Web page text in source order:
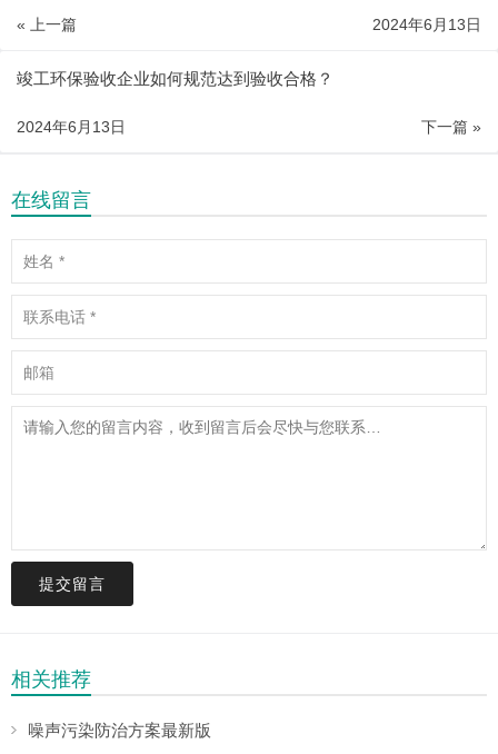
« 上一篇 2024年6月13日
竣工环保验收企业如何规范达到验收合格？
下一篇 »
2024年6月13日
在线留言
提交留言
相关推荐
噪声污染防治方案最新版